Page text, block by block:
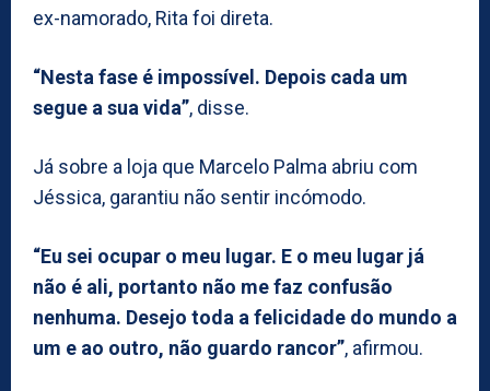
ex-namorado, Rita foi direta.
“Nesta fase é impossível. Depois cada um
segue a sua vida”, disse.
Já sobre a loja que Marcelo Palma abriu com
Jéssica, garantiu não sentir incómodo.
“Eu sei ocupar o meu lugar. E o meu lugar já
não é ali, portanto não me faz confusão
nenhuma. Desejo toda a felicidade do mundo a
um e ao outro, não guardo rancor”, afirmou.